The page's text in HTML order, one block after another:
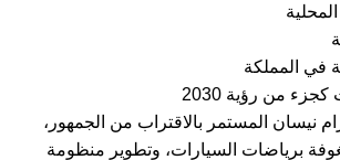
في المملكة
من رؤية 2030
نيسان المستمر بالاقتراب من الجمهور،
برياضات السيارات، وتطوير منظومة